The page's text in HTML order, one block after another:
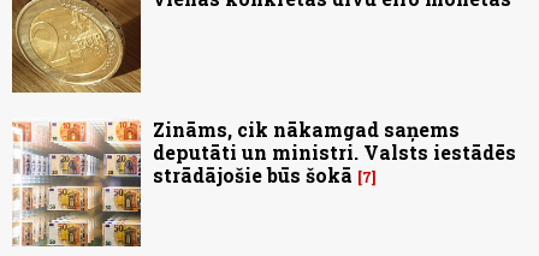
Zināms, cik nākamgad saņems
deputāti un ministri. Valsts iestādēs
strādājošie būs šokā
7